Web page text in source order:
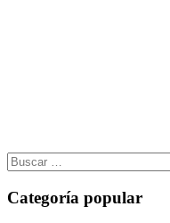
Buscar:
Categoría popular